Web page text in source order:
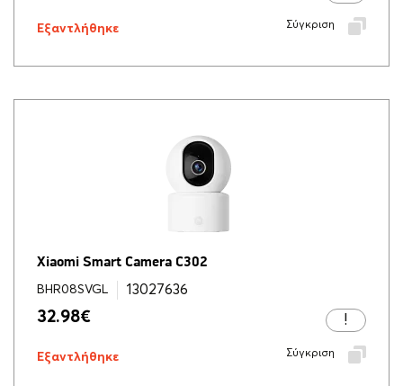
Εξαντλήθηκε Σύγκριση
Xiaomi Smart Camera C302
BHR08SVGL 13027636
32.98€
Εξαντλήθηκε Σύγκριση